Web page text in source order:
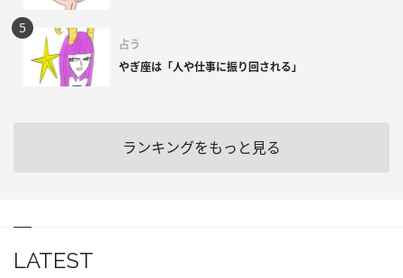
占う
やぎ座は「人や仕事に振り回される」
ランキングをもっと見る
LATEST